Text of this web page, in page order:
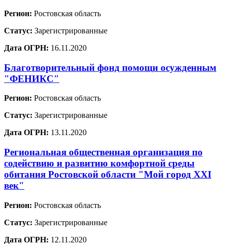
Регион: Ростовская область
Статус: Зарегистрированные
Дата ОГРН: 16.11.2020
Благотворительный фонд помощи осужденным
"ФЕНИКС"
Регион: Ростовская область
Статус: Зарегистрированные
Дата ОГРН: 13.11.2020
Региональная общественная организация по
содействию и развитию комфортной среды
обитания Ростовской области "Мой город XXI
век"
Регион: Ростовская область
Статус: Зарегистрированные
Дата ОГРН: 12.11.2020